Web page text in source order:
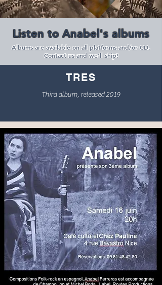
Listen to Anabel's albums
Albums are available on all platforms and/or CD.
Contact us and we'll ship!
TRES
Third album, released 2019